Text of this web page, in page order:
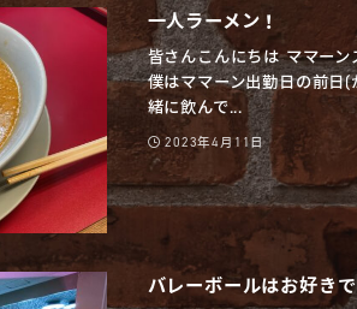
一人ラーメン！
皆さんこんにちは ママー
僕はママーン出勤日の前日
緒に飲んで...
2023年4月11日
バレーボールはお好き